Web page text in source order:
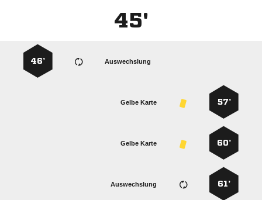
45'
Auswechslung
46’
57’
Gelbe Karte
60’
Gelbe Karte
61’
Auswechslung